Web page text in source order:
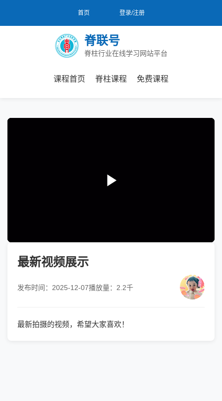
首页 登录/注册
脊联号
脊柱行业在线学习网站平台
课程首页 脊柱课程 免费课程
最新视频展示
发布时间：2025-12-07播放量：2.2千
最新拍摄的视频，希望大家喜欢！